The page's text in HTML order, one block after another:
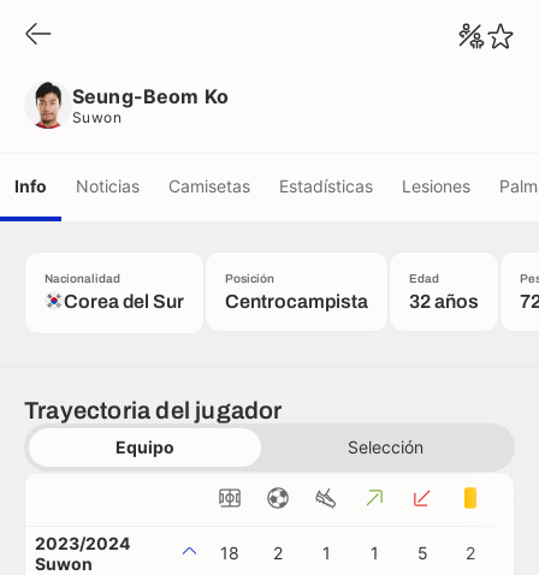
Seung-Beom Ko
Suwon
Info Noticias Camisetas Estadísticas Lesiones
Nacionalidad
Corea del Sur
Posición
Centrocampista
Edad
32 años
Trayectoria del jugador
Equipo Selección
2023/2024
Suwon
18 2 1 1 5 2